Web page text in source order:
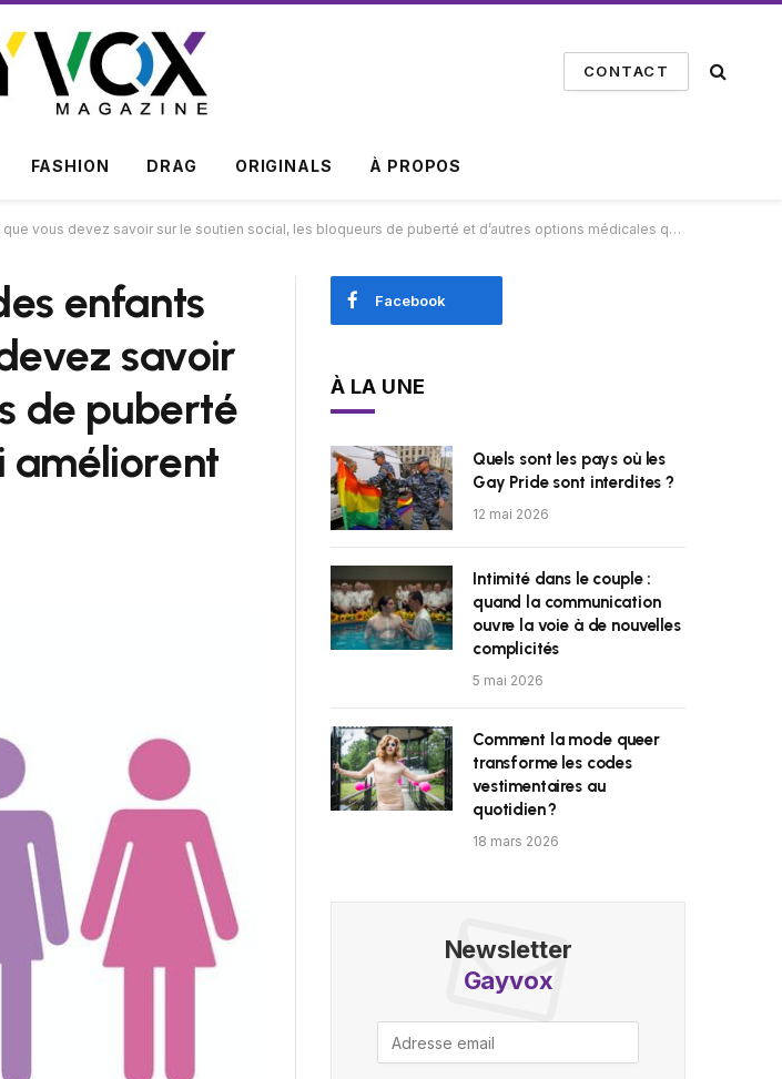
CONTACT
FASHION DRAG ORIGINALS À PROPOS
sur le soutien social, les bloqueurs de puberté et d’autres options médicales qui améliorent la vie des jeunes transgenres
enfants
savoir
de puberté
améliorent
Facebook
À LA UNE
Quels sont les pays où les
Gay Pride sont interdites ?
12 mai 2026
Intimité dans le couple :
quand la communication
ouvre la voie à de nouvelles
complicités
5 mai 2026
Comment la mode queer
transforme les codes
vestimentaires au
quotidien ?
18 mars 2026
Newsletter
Gayvox